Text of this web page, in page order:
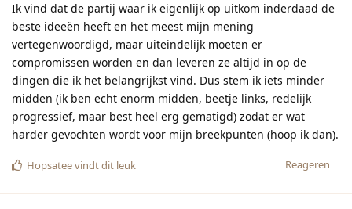
Ik vind dat de partij waar ik eigenlijk op uitkom inderdaad de
beste ideeën heeft en het meest mijn mening
vertegenwoordigd, maar uiteindelijk moeten er
compromissen worden en dan leveren ze altijd in op de
dingen die ik het belangrijkst vind. Dus stem ik iets minder
midden (ik ben echt enorm midden, beetje links, redelijk
progressief, maar best heel erg gematigd) zodat er wat
harder gevochten wordt voor mijn breekpunten (hoop ik dan).
Reageren
Hopsateevindt dit leuk